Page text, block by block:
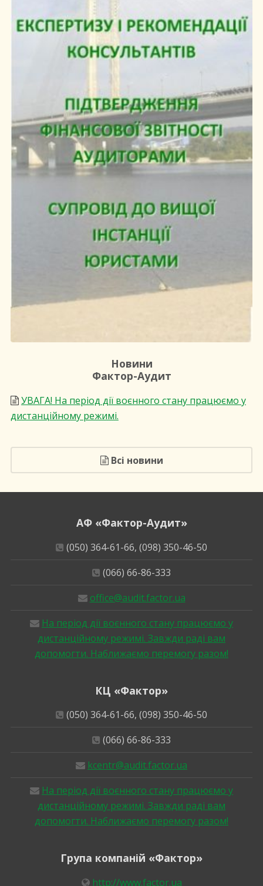
Новини
Фактор-Аудит
УВАГА! На період дії воєнного стану працюємо у
дистанційному режимі.
Всі новини
АФ «Фактор-Аудит»
(050) 364-61-66, (098) 350-46-50
(066) 66-86-333
office@audit.factor.ua
На період дії воєнного стану працюємо у
дистанційному режимі. Завжди раді вам
допомогти. Наближаємо перемогу разом!
КЦ «Фактор»
(050) 364-61-66, (098) 350-46-50
(066) 66-86-333
kcentr@audit.factor.ua
На період дії воєнного стану працюємо у
дистанційному режимі. Завжди раді вам
допомогти. Наближаємо перемогу разом!
Група компаній «Фактор»
http://www.factor.ua